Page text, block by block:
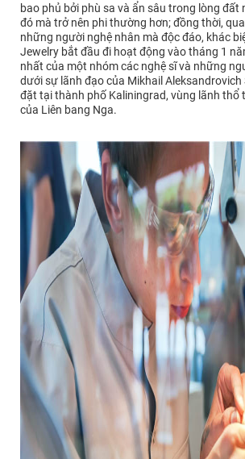
bao phủ bởi phù sa và ẩn sâu trong lòng đất
đó mà trở nên phi thường hơn; đồng thời,
những người nghệ nhân mà độc đáo, khác
Jewelry bắt đầu đi hoạt động vào tháng 1
nhất của một nhóm các nghệ sĩ và những
dưới sự lãnh đạo của Mikhail Aleksandrovich
đặt tại thành phố Kaliningrad, vùng lãnh thổ
của Liên bang Nga.